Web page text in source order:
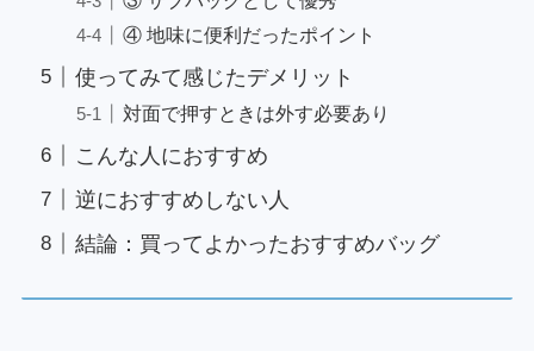
④ 地味に便利だったポイント
使ってみて感じたデメリット
対面で押すときは外す必要あり
こんな人におすすめ
逆におすすめしない人
結論：買ってよかったおすすめバッグ